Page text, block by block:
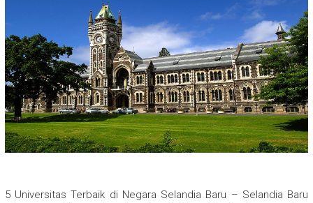
5 Universitas Terbaik di Negara Selandia Baru – Selandia Baru